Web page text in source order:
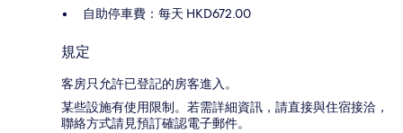
自助停車費：每天 HKD672.00
規定
客房只允許已登記的房客進入。
某些設施有使用限制。若需詳細資訊，請直接與住宿接洽，
聯絡方式請見預訂確認電子郵件。